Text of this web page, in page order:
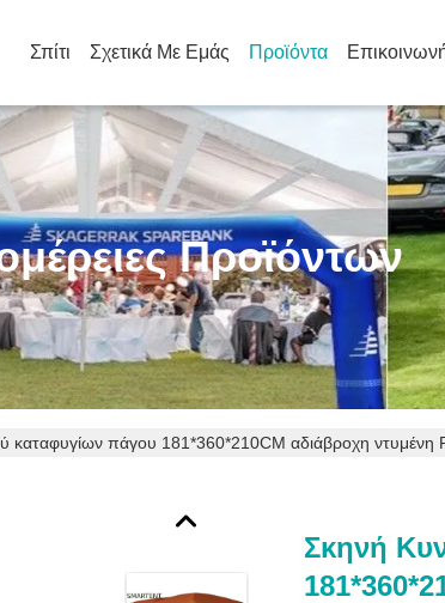
Σπίτι Σχετικά Με Εμάς Προϊόντα
Προϊόντων
καταφυγίων πάγου 181*360*210CM αδιάβροχη ντυμένη
Σκηνή